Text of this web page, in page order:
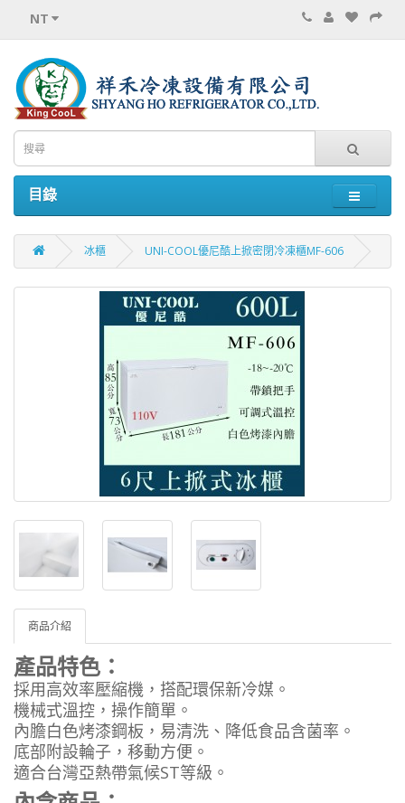
NT
目錄
冰櫃 UNI-COOL優尼酷上掀密閉冷凍櫃MF-606
商品介紹
產品特色：
採用高效率壓縮機，搭配環保新冷媒。
機械式溫控，操作簡單。
內膽白色烤漆鋼板，易清洗、降低食品含菌率。
底部附設輪子，移動方便。
適合台灣亞熱帶氣候ST等級。